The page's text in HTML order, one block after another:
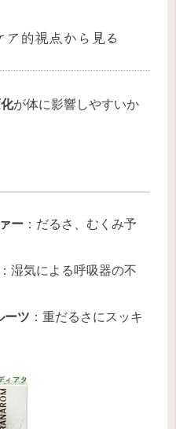
的視点から見る
が体に影響しやすいか
ー ：だるさ、むくみ予
：湿気による呼吸器の不
ーツ ：重だるさにスッキ